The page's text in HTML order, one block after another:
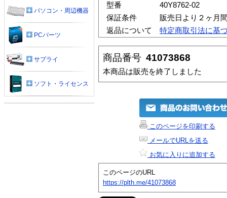
型番
40Y8762-02
保証条件
販売日より２ヶ月
返品について
特定商取引法に基
商品番号 41073868
本商品は販売を終了しました
このページを印刷する
メールでURLを送る
お気に入りに追加する
このページのURL
https://plth.me/41073868
パソコン・周辺機器
PCパーツ
サプライ
ソフト・ライセンス